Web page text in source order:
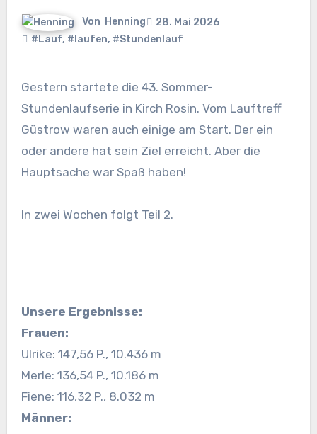
Von Henning
28. Mai 2026
#Lauf, #laufen, #Stundenlauf
Gestern startete die 43. Sommer-
Stundenlaufserie in Kirch Rosin. Vom Lauftreff
Güstrow waren auch einige am Start. Der ein
oder andere hat sein Ziel erreicht. Aber die
Hauptsache war Spaß haben!
In zwei Wochen folgt Teil 2.
Unsere Ergebnisse:
Frauen:
Ulrike: 147,56 P., 10.436 m
Merle: 136,54 P., 10.186 m
Fiene: 116,32 P., 8.032 m
Männer: